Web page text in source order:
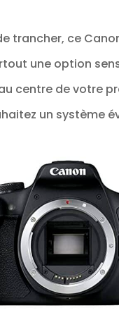
trancher, ce
une option
centre de votre
un système